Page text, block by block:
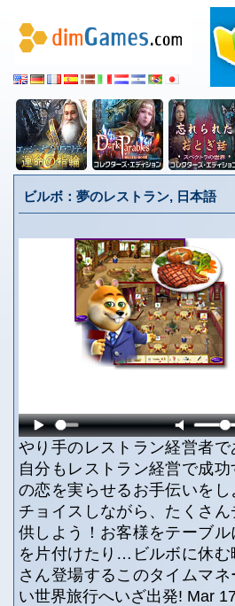
ビルボ：夢のレストラン, 日本語
やり手のレストラン経営者
自分もレストラン経営で成
の恋を実らせるお手伝いを
チョイスしながら、たくさ
供しよう！お客様をテーブ
を片付けたり…ビルボに休む
さん登場するこのタイムマ
い世界旅行へいざ出発! Mar